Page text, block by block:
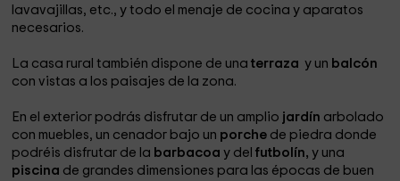
lavavajillas, etc., y todo el menaje de cocina y aparatos
necesarios.
La casa rural también dispone de unaterrazay un balcón
con vistas a los paisajes de la zona.
En el exterior podrás disfrutar de un amplio jardín arbolado
con muebles, un cenador bajo un porche de piedra donde
podréis disfrutar de la barbacoay delfutbolín,y una
piscina de grandes dimensiones para las épocas de buen